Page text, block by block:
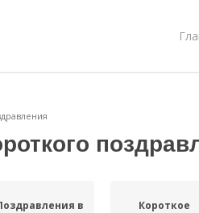
в
Короткое